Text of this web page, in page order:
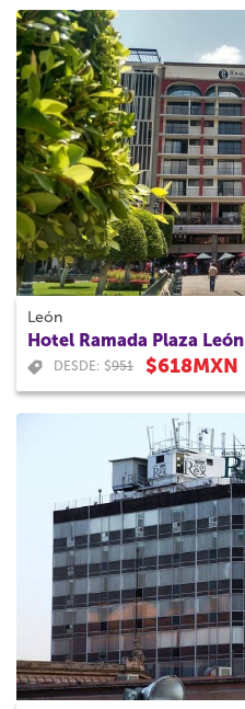
León
Hotel Ramada Plaza León
DESDE: $951 $618MXN